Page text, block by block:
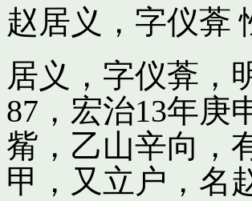
赵居义，字仪葊
居义，字仪葊，
87，宏治13年庚
觜，乙山辛向，
甲，又立户，名